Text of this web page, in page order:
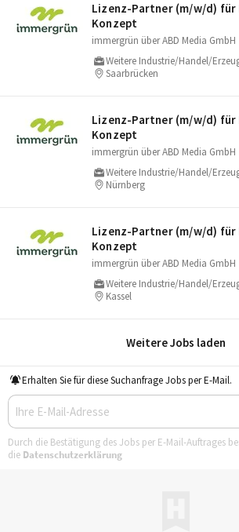
Lizenz-Partner (m/​w/​d) für
Konzept
immergrün über ABD Media GmbH
Weitere Industrie/Handel/
Saarbrücken
Lizenz-Partner (m/​w/​d) für
Konzept
immergrün über ABD Media GmbH
Weitere Industrie/Handel/
Nürnberg
Lizenz-Partner (m/​w/​d) für
Konzept
immergrün über ABD Media GmbH
Weitere Industrie/Handel/
Kassel
Weitere Jobs laden
Erhalten Sie für diese Suchanfrage Jobs per E-Mail.
Durch die Bestätigung des Jobs per E-Mail-Auftrages
die Datenschutzerklärung